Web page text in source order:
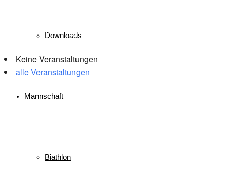
Downloads
Mannschaft
Biathlon
Veranstaltungen
Keine Veranstaltungen
alle Veranstaltungen
© 2026 WSV Reit im Winkl e.V. powerd by Maximilian Hamberger